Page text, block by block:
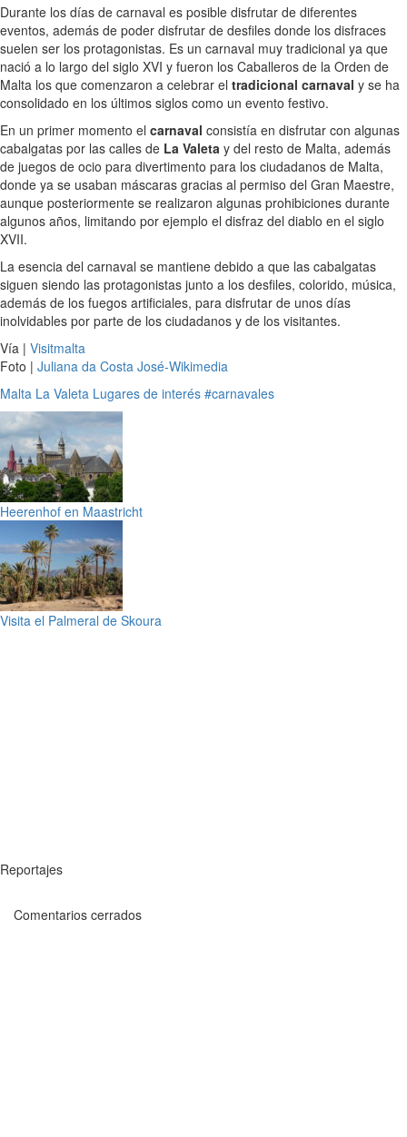
Durante los días de carnaval es posible disfrutar de diferentes
eventos, además de poder disfrutar de desfiles donde los disfraces
suelen ser los protagonistas. Es un carnaval muy tradicional ya que
nació a lo largo del siglo XVI y fueron los Caballeros de la Orden de
Malta los que comenzaron a celebrar el tradicional carnaval y se ha
consolidado en los últimos siglos como un evento festivo.
En un primer momento el carnaval consistía en disfrutar con algunas
cabalgatas por las calles de La Valeta y del resto de Malta, además
de juegos de ocio para divertimento para los ciudadanos de Malta,
donde ya se usaban máscaras gracias al permiso del Gran Maestre,
aunque posteriormente se realizaron algunas prohibiciones durante
algunos años, limitando por ejemplo el disfraz del diablo en el siglo
XVII.
La esencia del carnaval se mantiene debido a que las cabalgatas
siguen siendo las protagonistas junto a los desfiles, colorido, música,
además de los fuegos artificiales, para disfrutar de unos días
inolvidables por parte de los ciudadanos y de los visitantes.
Vía | Visitmalta
Foto | Juliana da Costa José-Wikimedia
Malta La Valeta Lugares de interés #carnavales
Heerenhof en Maastricht
Visita el Palmeral de Skoura
Reportajes
Comentarios cerrados